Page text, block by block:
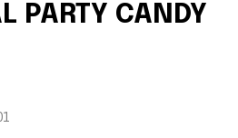
PARTY CANDY